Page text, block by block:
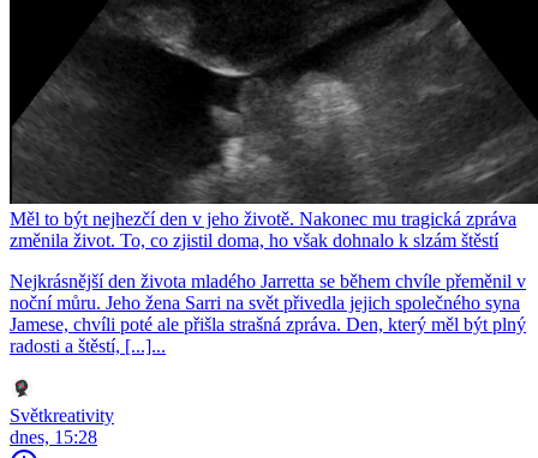
Měl to být nejhezčí den v jeho životě. Nakonec mu tragická zpráva
změnila život. To, co zjistil doma, ho však dohnalo k slzám štěstí
Nejkrásnější den života mladého Jarretta se během chvíle přeměnil v
noční můru. Jeho žena Sarri na svět přivedla jejich společného syna
Jamese, chvíli poté ale přišla strašná zpráva. Den, který měl být plný
radosti a štěstí, [...]...
Světkreativity
dnes, 15:28